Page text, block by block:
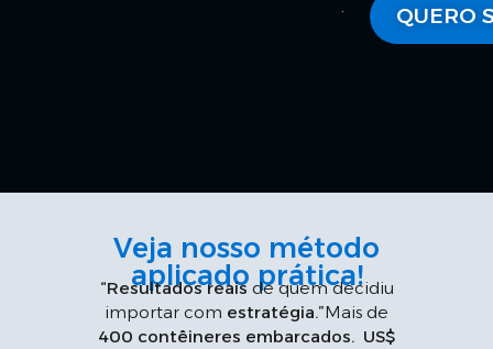
.
QUERO
Veja nosso método
aplicado prática!
“Resultados reaisde quem decidiu
importar com estratégia.”Mais de
400 contêineres embarcados. US$